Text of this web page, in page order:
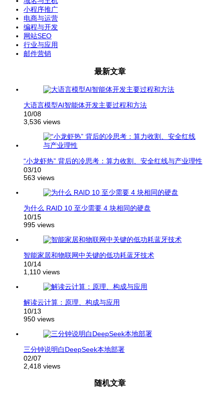
小程序推广
电商与运营
编程与开发
网站SEO
行业与应用
邮件营销
最新文章
大语言模型AI智能体开发主要过程和方法
10/08
3,536 views
“小龙虾热” 背后的冷思考：算力收割、安全红线与产业理性
03/10
563 views
为什么 RAID 10 至少需要 4 块相同的硬盘
10/15
995 views
智能家居和物联网中关键的低功耗蓝牙技术
10/14
1,110 views
解读云计算：原理、构成与应用
10/13
950 views
三分钟说明白DeepSeek本地部署
02/07
2,418 views
随机文章